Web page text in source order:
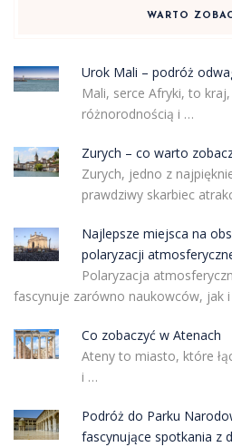
WARTO
Urok Mali – podróż
Mali, serce Afryki, to
różnorodnością i …
Zurych – co warto
Zurych, jedno z
prawdziwy skarbiec
Najlepsze miejsca na
polaryzacji
Polaryzacja
fascynuje zarówno naukowców, jak
Co zobaczyć w Atenach
Ateny to miasto, które
i …
Podróż do Parku
fascynujące spotkania z